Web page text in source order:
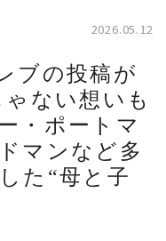
2026.05.12
ブの投稿が
ない想いも
・ポートマ
マンなど多
た“母と子